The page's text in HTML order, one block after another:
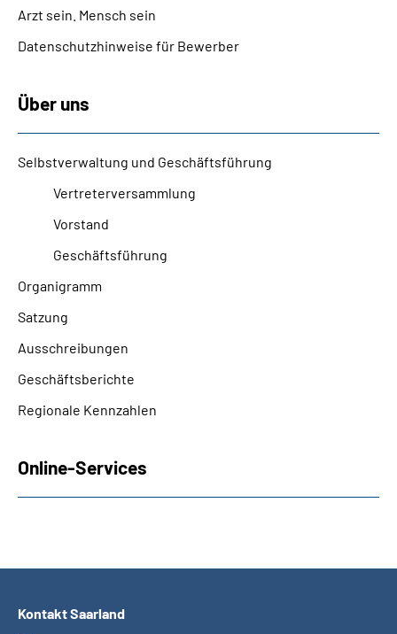
Arzt sein. Mensch sein
Datenschutzhinweise für Bewerber
Über uns
Selbstverwaltung und Geschäftsführung
Vertreterversammlung
Vorstand
Geschäftsführung
Organigramm
Satzung
Ausschreibungen
Geschäftsberichte
Regionale Kennzahlen
Online-Services
Kontakt Saarland